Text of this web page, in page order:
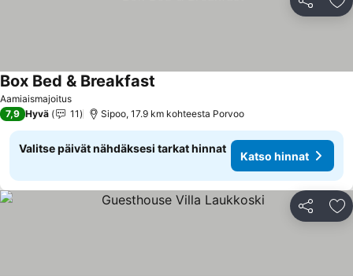
Jaa
Aamiaismajoitus
Box Bed & Breakfast
7,9 Hyvä 11 Sipoo, 17.9 km kohteesta Porvoo
Valitse päivät nähdäksesi tarkat hinnat
Katso hinnat
Jaa